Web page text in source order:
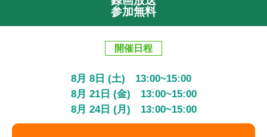
参加無料
開催日程
8月 8日 (土) 13:00~15:00
8月 21日 (金) 13:00~15:00
8月 24日 (月) 13:00~15:00